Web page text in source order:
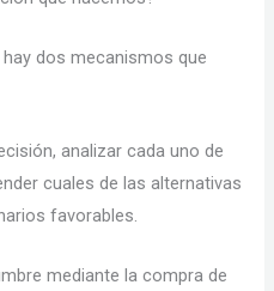
dos mecanismos que
analizar cada uno de
cuales de las alternativas
favorables.
mediante la compra de